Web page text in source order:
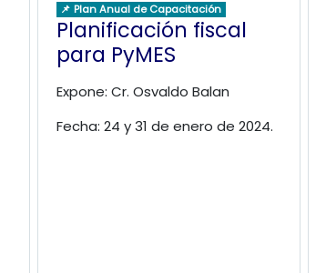
📌 Plan Anual de Capacitación
Planificación fiscal
para PyMES
Expone: Cr. Osvaldo Balan
Fecha: 24 y 31 de enero de 2024.